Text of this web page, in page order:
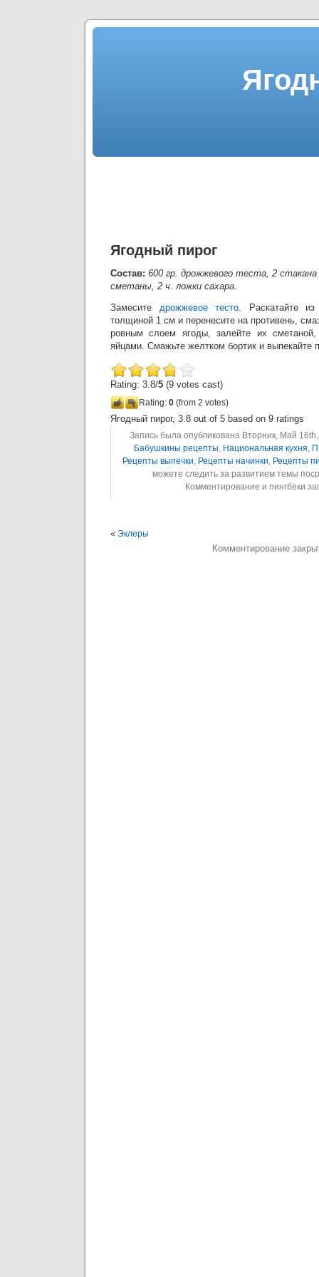
Ягодный пирог
Состав: 600 гр. дрожжевого теста, 2 стакана
сметаны, 2 ч. ложки сахара.
Замесите дрожжевое тесто. Раскатайте
толщиной 1 см и перенесите на противень,
ровным слоем ягоды, залейте их
яйцами. Смажьте желтком бортик и выпекайте
Rating: 3.8/5 (9 votes cast)
Rating: 0 (from 2 votes)
Ягодный пирог, 3.8 out of 5 based on 9 ratings
Запись была опубликована Вторник, Май
Бабушкины рецепты, Национальная кухня,
Рецепты выпечки, Рецепты начинки, Рецепты
можете следить за развитием темы
Комментирование и пингбеки
« Эклеры
Комментирование